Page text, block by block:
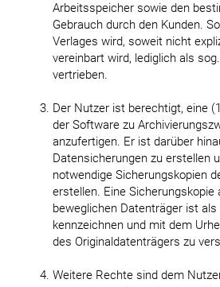
Arbeitsspeicher sowie den
Gebrauch durch den Kunden.
Verlages wird, soweit nicht
vereinbart wird, lediglich als
vertrieben.
Der Nutzer ist berechtigt, eine
der Software zu
anzufertigen. Er ist darüber
Datensicherungen zu erstellen
notwendige Sicherungskopien
erstellen. Eine Sicherungskopie
beweglichen Datenträger ist
kennzeichnen und mit dem
des Originaldatenträgers zu
Weitere Rechte sind dem